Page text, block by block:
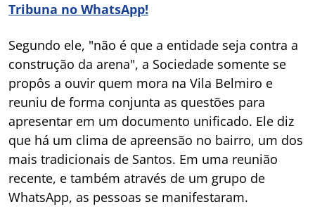
Tribuna no WhatsApp!
Segundo ele, "não é que a entidade seja contra a
construção da arena", a Sociedade somente se
propôs a ouvir quem mora na Vila Belmiro e
reuniu de forma conjunta as questões para
apresentar em um documento unificado. Ele diz
que há um clima de apreensão no bairro, um dos
mais tradicionais de Santos. Em uma reunião
recente, e também através de um grupo de
WhatsApp, as pessoas se manifestaram.